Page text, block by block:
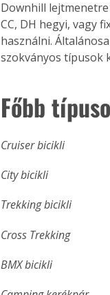
Downhill
CC, DH hegyi, vagy
használni.
szokványos típusok
Főbb
Cruiser bicikli
City bicikli
Trekking bicikli
Cross Trekking
BMX bicikli